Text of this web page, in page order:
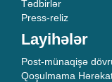
Tədbirlər
Press-reliz
Layihələr
Post-münaqişə
Qoşulmama